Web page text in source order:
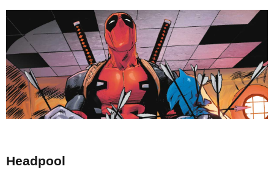
Headpool